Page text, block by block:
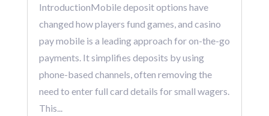
IntroductionMobile deposit options have
changed how players fund games, and casino
pay mobile is a leading approach for on-the-go
payments. It simplifies deposits by using
phone-based channels, often removing the
need to enter full card details for small wagers.
This...